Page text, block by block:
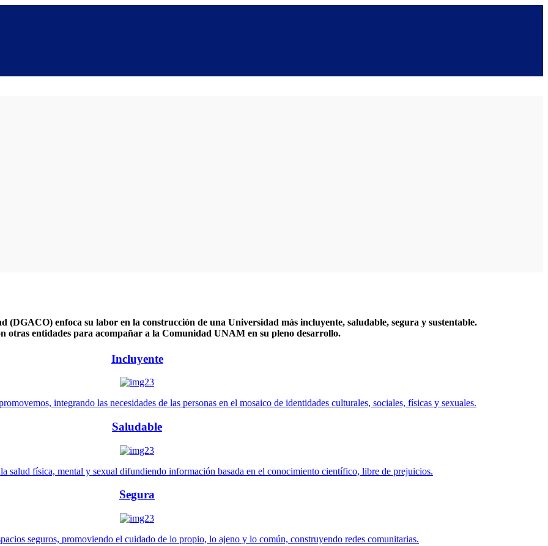
(DGACO) enfoca su labor en la construcción de una Universidad más incluyente, saludable, segura y sustentable.
otras entidades para acompañar a la Comunidad UNAM en su pleno desarrollo.
Incluyente
integrando las necesidades de las personas en el mosaico de identidades culturales, sociales, físicas y sexuales.
Saludable
salud física, mental y sexual difundiendo información basada en el conocimiento científico, libre de prejuicios.
Segura
seguros, promoviendo el cuidado de lo propio, lo ajeno y lo común, construyendo redes comunitarias.